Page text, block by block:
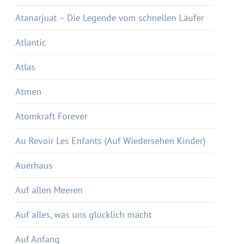
Atanarjuat – Die Legende vom schnellen Läufer
Atlantic
Atlas
Atmen
Atomkraft Forever
Au Revoir Les Enfants (Auf Wiedersehen Kinder)
Auerhaus
Auf allen Meeren
Auf alles, was uns glücklich macht
Auf Anfang